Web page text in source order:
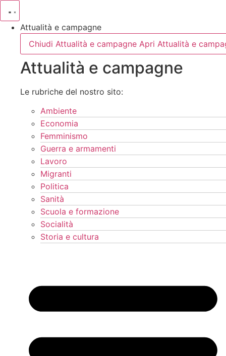
al
contenutoAttualità e campagne
Chiudi Attualità e campagne
Apri Attualità e
Attualità e campagne
Le rubriche del nostro sito:
Ambiente
Economia
Femminismo
Guerra e armamenti
Lavoro
Migranti
Politica
Sanità
Scuola e formazione
Socialità
Storia e cultura